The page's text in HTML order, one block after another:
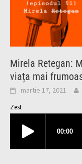
Mirela Retegan:
viața mai
martie 17, 2021
Zest